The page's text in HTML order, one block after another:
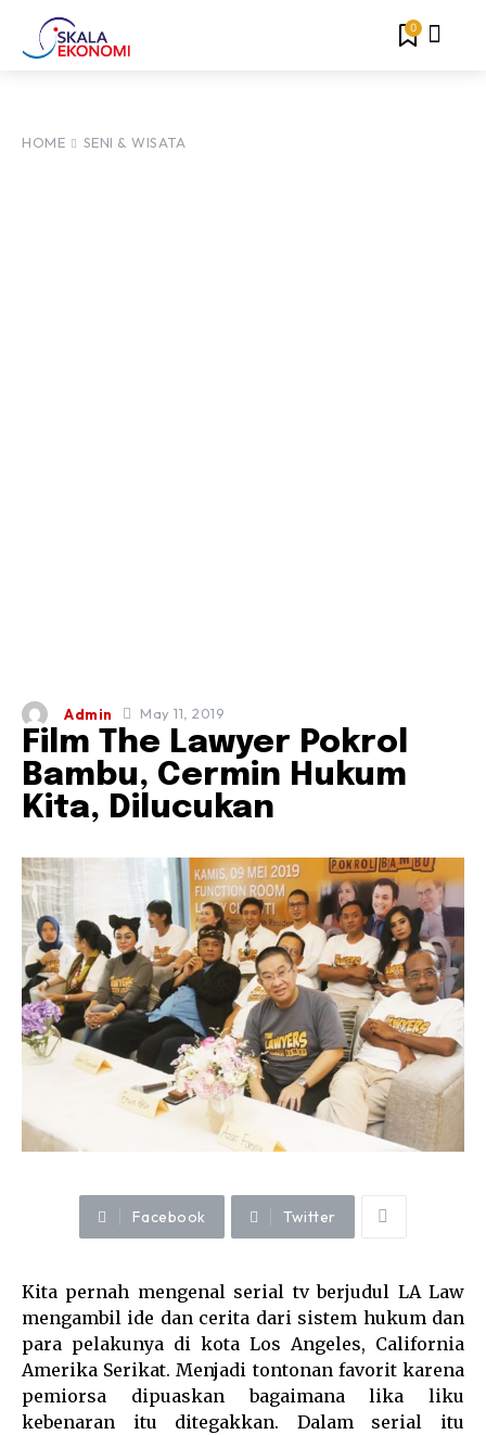
0
HOME SENI & WISATA
Admin May 11, 2019
Film The Lawyer Pokrol
Bambu, Cermin Hukum
Kita, Dilucukan
Facebook Twitter
Kita pernah mengenal serial tv berjudul LA Law
mengambil ide dan cerita dari sistem hukum dan
para pelakunya di kota Los Angeles, California
Amerika Serikat. Menjadi tontonan favorit karena
pemiorsa dipuaskan bagaimana lika liku
kebenaran itu ditegakkan. Dalam serial itu